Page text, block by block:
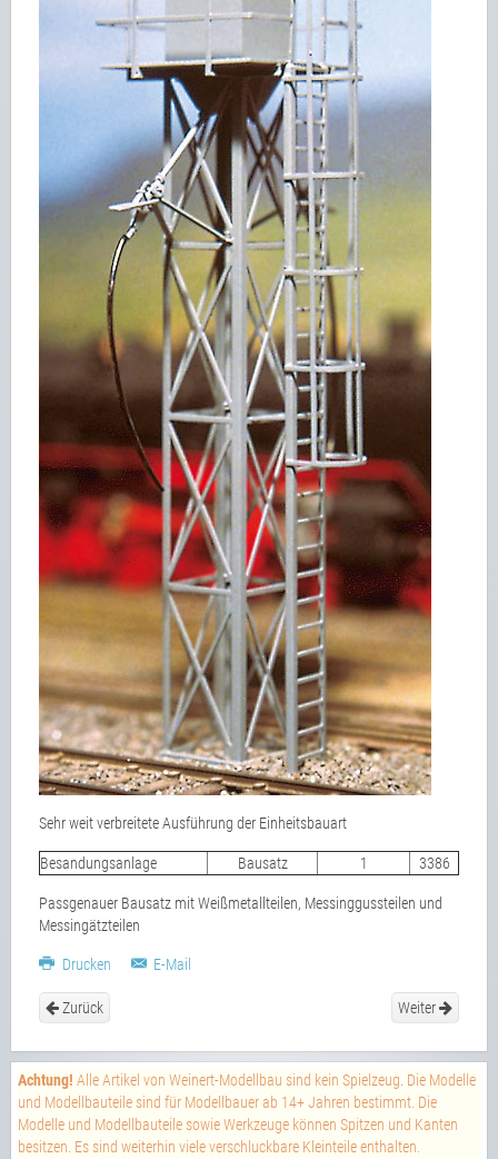
Sehr weit verbreitete Ausführung der Einheitsbauart
Besandungsanlage Bausatz 1 3386
Passgenauer Bausatz mitWeißmetallteilen, Messinggussteilen und
Messingätzteilen
Drucken E-Mail
Zurück Weiter
Achtung! Alle Artikel von Weinert-Modellbau sind kein Spielzeug. Die Modelle
und Modellbauteile sind für Modellbauer ab 14+ Jahren bestimmt. Die
Modelle und Modellbauteile sowie Werkzeuge können Spitzen und Kanten
besitzen. Es sind weiterhin viele verschluckbare Kleinteile enthalten.